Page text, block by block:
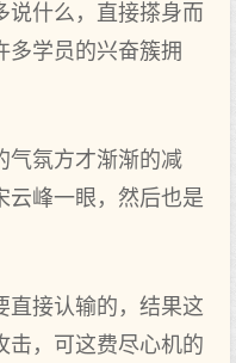
说什么，直接搽身而
多学员的兴奋簇拥
气氛方才渐渐的减
云峰一眼，然后也是
直接认输的，结果这
击，可这费尽心机的